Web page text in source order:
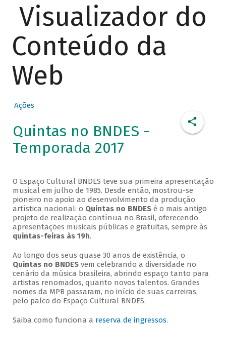
Visualizador do
Conteúdo da
Web
Ações
Quintas no BNDES -
Temporada 2017
O Espaço Cultural BNDES teve sua primeira apresentação
musical em julho de 1985. Desde então, mostrou-se
pioneiro no apoio ao desenvolvimento da produção
artística nacional: o Quintas no BNDESé o mais antigo
projeto de realização contínua no Brasil, oferecendo
apresentações musicais públicas e gratuitas, sempre às
quintas-feiras às 19h.
Ao longo dos seus quase 30 anos de existência, o
Quintas no BNDESvem celebrando a diversidade no
cenário da música brasileira, abrindo espaço tanto para
artistas renomados, quanto novos talentos. Grandes
nomes da MPB passaram, no início de suas carreiras,
pelo palco do Espaço Cultural BNDES.
Saiba como funciona a reserva de ingressos.